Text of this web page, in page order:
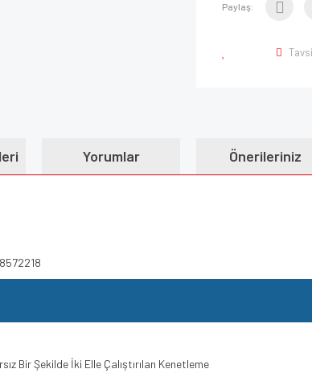
Paylaş:
Yorumlar Önerileriniz
Bir Şekilde İki Elle Çalıştırılan Kenetleme